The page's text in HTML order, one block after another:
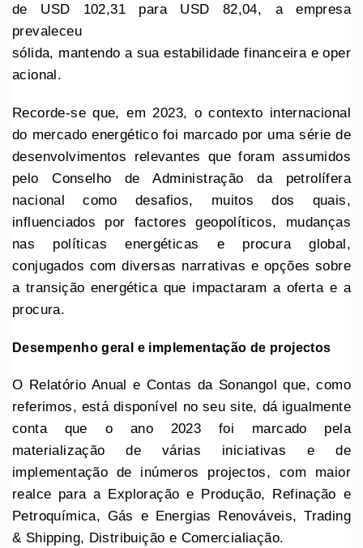
de USD 102,31 para USD 82,04, a empresa
prevaleceu
sólida, mantendo a sua estabilidade financeira e oper
acional.
Recorde-se que, em 2023, o contexto internacional
do mercado energético foi marcado por uma série de
desenvolvimentos relevantes que foram assumidos
pelo Conselho de Administração da petrolífera
nacional como desafios, muitos dos quais,
influenciados por factores geopolíticos, mudanças
nas políticas energéticas e procura global,
conjugados com diversas narrativas e opções sobre
a transição energética que impactaram a oferta e a
procura.
Desempenho geral e implementação de projectos
O Relatório Anual e Contas da Sonangol que, como
referimos, está disponível no seu site, dá igualmente
conta que o ano 2023 foi marcado pela
materialização de várias iniciativas e de
implementação de inúmeros projectos, com maior
realce para a Exploração e Produção, Refinação e
Petroquímica, Gás e Energias Renováveis, Trading
& Shipping, Distribuição e Comercialiação.